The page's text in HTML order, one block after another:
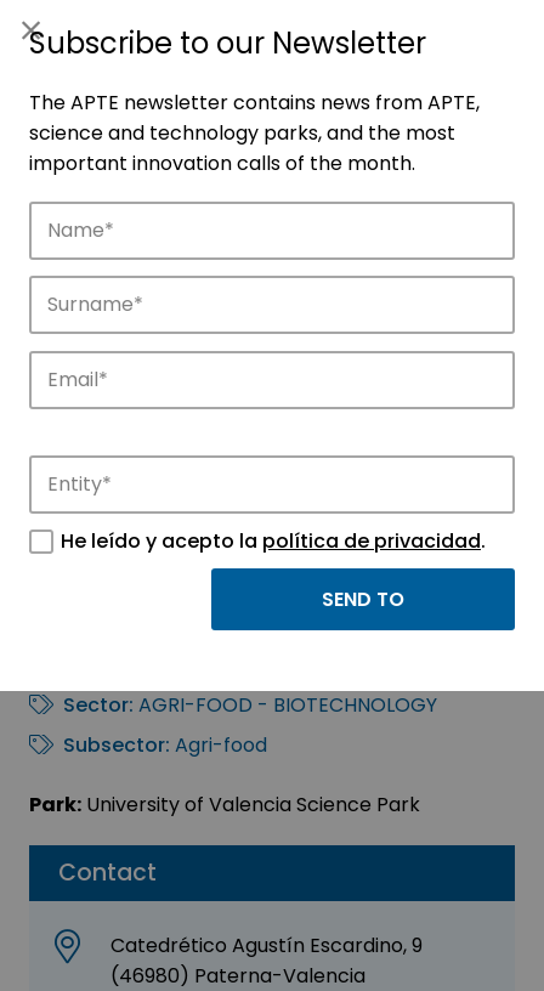
Companies
Discover the companies that drive
innovation in APTE’s parks.
Contact
Catedrético Agustín Escardino, 9
(46980) Paterna-Valencia
Q’OMER BIOACTIVE
INGREDIENTS, S.L.
Sector: AGRI-FOOD - BIOTECHNOLOGY
Subsector: Agri-food
Park: University of Valencia Science Park
Subscribe to our Newsletter
The APTE newsletter contains news from APTE,
science and technology parks, and the most
important innovation calls of the month.
He leído y acepto la política de privacidad.